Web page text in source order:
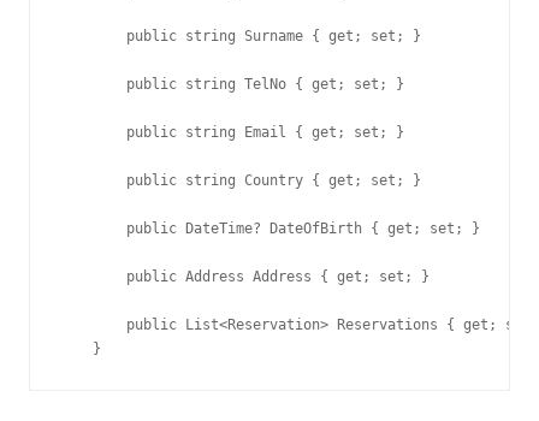
        public string Surname { get; set; }
        public string TelNo { get; set; }
        public string Email { get; set; }
        public string Country { get; set; }
        public DateTime? DateOfBirth { get; set; }
        public Address Address { get; set; }
public List<Reservation> Reservations { get;
    }